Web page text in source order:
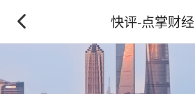
快评-点掌财经